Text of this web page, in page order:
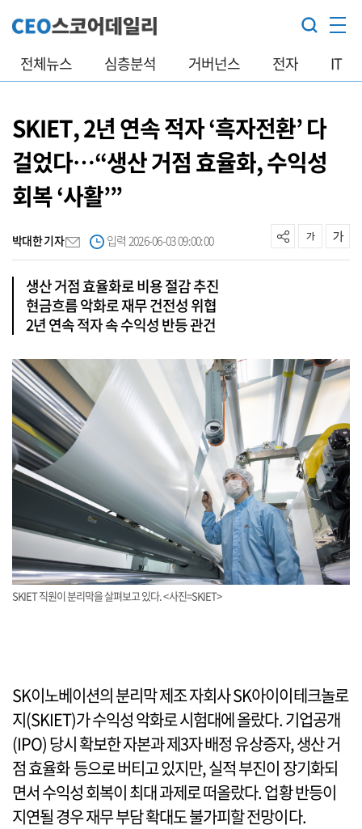
전체뉴스 심층분석 거버넌스 전자 IT
SKIET, 2년 연속 적자 ‘흑자전환’ 다
걸었다…“생산 거점 효율화, 수익성
회복 ‘사활’”
박대한 기자 입력 2026-06-03 09:00:00
생산 거점 효율화로 비용 절감 추진
현금흐름 악화로 재무 건전성 위협
2년 연속 적자 속 수익성 반등 관건
SKIET 직원이 분리막을 살펴보고 있다. <사진=SKIET>
SK이노베이션의 분리막 제조 자회사 SK아이이테크놀로
지(SKIET)가 수익성 악화로 시험대에 올랐다. 기업공개
(IPO) 당시 확보한 자본과 제3자 배정 유상증자, 생산 거
점 효율화 등으로 버티고 있지만, 실적 부진이 장기화되
면서 수익성 회복이 최대 과제로 떠올랐다. 업황 반등이
지연될 경우 재무 부담 확대도 불가피할 전망이다.